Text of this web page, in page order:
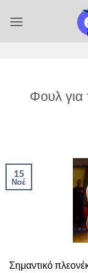
στο
Φουλ
15
Νοέ
Σημαντικό